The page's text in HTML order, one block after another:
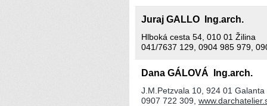
Juraj GALLO Ing.arch.
Hlboká cesta 54, 010 01 Žilina
041/7637 129, 0904 985 979,
Dana GÁLOVÁ Ing.arch.
J.M.Petzvala 10, 924 01 Galanta
0907 722 309,